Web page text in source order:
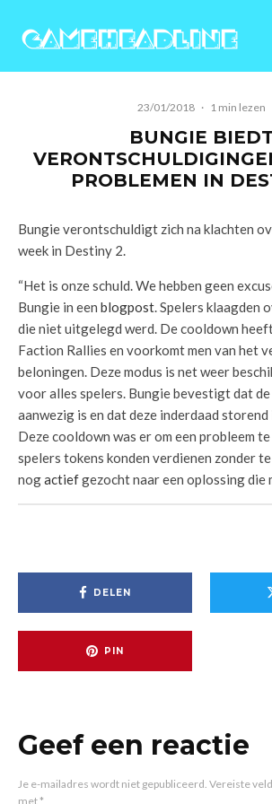
23/01/2018 · 1 min lezen
BUNGIE BIEDT
PROBLEMEN IN
Bungie verontschuldigt zich na klachten
week in Destiny 2.
“Het is onze schuld. We hebben geen
Bungie in een blogpost. Spelers klaagden
die niet uitgelegd werd. De cooldown
Faction Rallies en voorkomt men van het
beloningen. Deze modus is net weer
voor alles spelers. Bungie bevestigt dat
aanwezig is en dat deze inderdaad
Deze cooldown was er om een probleem
spelers tokens konden verdienen zonder
nogactiefgezocht naar een oplossing die
DELEN
PIN
Geef een reactie
Je e-mailadres wordt niet gepubliceerd. Vereiste
met*